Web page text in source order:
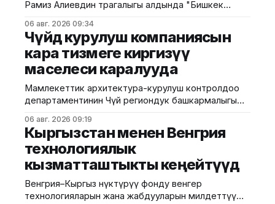
Рамиз Алиевдин төрагалыгы алдында "Бишкек
жетекчилиги жана каттам бригадирлеринин
катышуусунда жыйын өттү. Муниципалитеттин
маалыматына ылайык, жыйында коомдук
транспорттун ишинин сапатын жогорулатуу,
жүргүнчүлөрдүн коопсуздугун камсыз кылуу, тейлөө
маданиятын жакшыртуу жана айдоочулардын
эмгек шарттары талкууланды. Жол кыймылынын
коопсуздугуна өзгөчө
06 авг. 2026 09:34
Чүйдө курулуш компаниясын
кара тизмеге киргизүү
маселеси каралууда
Мамлекеттик архитектура-курулуш контролдоо
департаментинин Чүй региондук башкармалыгы
дарегинде курулуп жаткан 7 кабаттуу турак жай
объектисине текшерүү жүргүзүлдү. Бул тууралуу
Курулуш, архитектура жана турак жай-
коммуналдык чарба министрлигинен билдиришти.
Текшерүүнүн жыйынтыгында курулуш иштери
тиешелүү уруксат берүүчү документтерсиз
жүргүзүлүп жаткандыгы аныкталган. Буга чейин
06 авг. 2026 09:19
Кыргызстан менен Венгрия
технологиялык
кызматташтыкты кеңейтүүдө
Венгрия–Кыргыз өнүктүрүү фонду венгер
технологияларын жана жабдууларын милдеттүү